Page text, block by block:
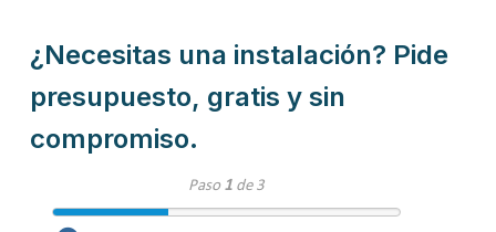
¿Necesitas una instalación? Pide
presupuesto, gratis y sin
compromiso.
Paso 1de 3